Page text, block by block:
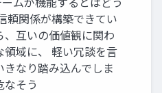
頼関係が構築できてい
、互いの価値観に関わ
領域に、 軽い冗談を言
きなり踏み込んでしま
なそう